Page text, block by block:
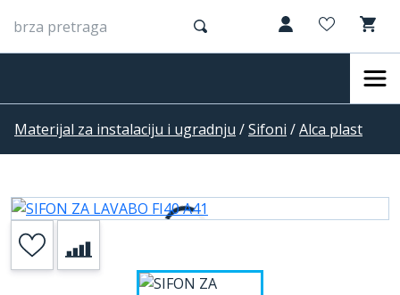
Materijal za instalaciju i ugradnju /Sifoni /Alca plast